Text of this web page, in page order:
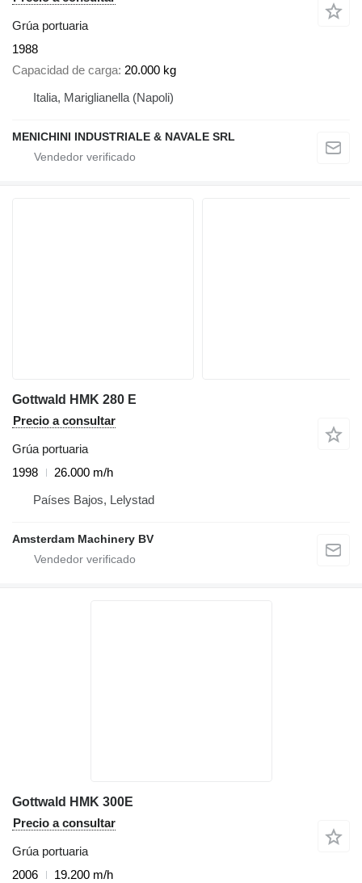
Grúa portuaria
1988
Capacidad de carga 20.000 kg
Italia, Mariglianella (Napoli)
MENICHINI INDUSTRIALE & NAVALE SRL
Gottwald HMK 280 E
Precio a consultar
Grúa portuaria
1998
26.000 m/h
Países Bajos, Lelystad
Amsterdam Machinery BV
Gottwald HMK 300E
Precio a consultar
Grúa portuaria
2006
19.200 m/h